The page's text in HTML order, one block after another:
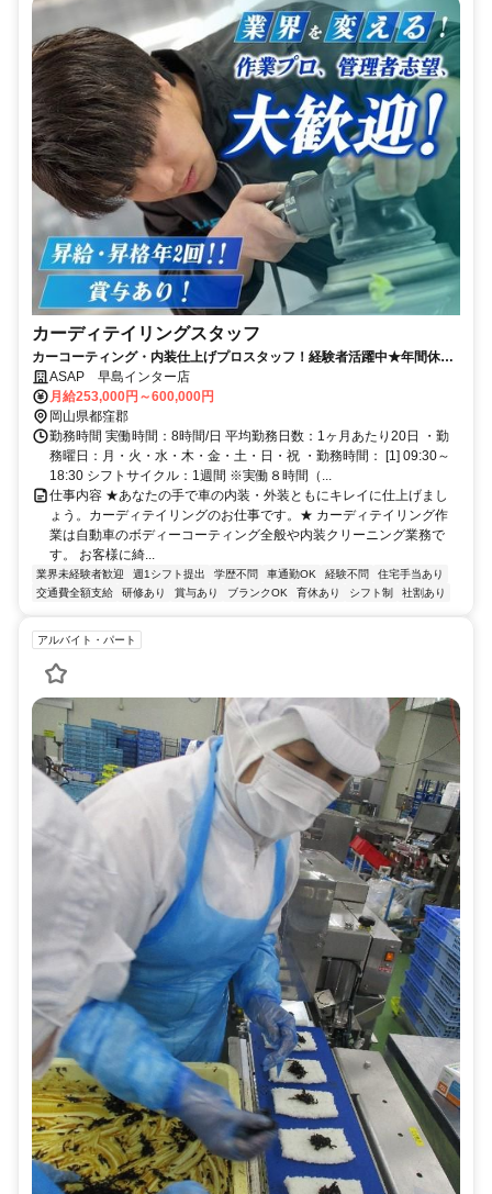
カーディテイリングスタッフ
カーコーティング・内装仕上げプロスタッフ！経験者活躍中★年間休日
125日★高収入★昇給・賞与年２回★
ASAP 早島インター店
月給253,000円～600,000円
岡山県都窪郡
勤務時間 実働時間：8時間/日 平均勤務日数：1ヶ月あたり20日 ・勤
務曜日：月・火・水・木・金・土・日・祝 ・勤務時間： [1] 09:30～
18:30 シフトサイクル：1週間 ※実働８時間（...
仕事内容 ★あなたの手で車の内装・外装ともにキレイに仕上げまし
ょう。カーディテイリングのお仕事です。★ カーディテイリング作
業は自動車のボディーコーティング全般や内装クリーニング業務で
す。 お客様に綺...
業界未経験者歓迎 週1シフト提出 学歴不問 車通勤OK 経験不問
住宅手当あり
交通費全額支給
研修あり 賞与あり ブランクOK 育休あり シフト制 社割あり
アルバイト・パート